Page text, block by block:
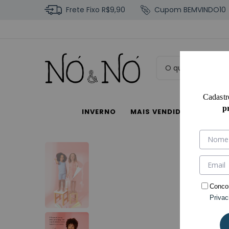
Frete Fixo R$9,90 Cupom BEMVINDO10
INVERNO MAIS VENDIDOS